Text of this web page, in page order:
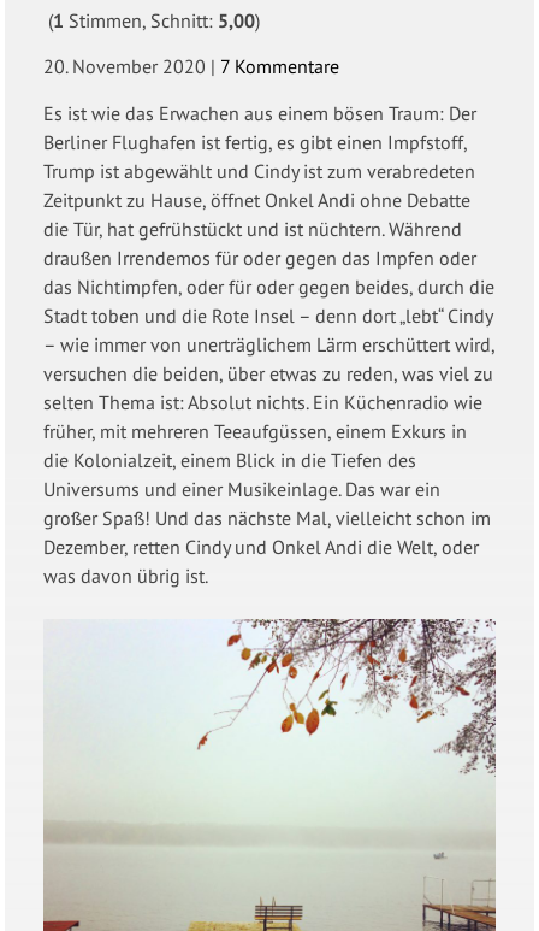
(1 Stimmen, Schnitt: 5,00)
20. November 2020 | 7 Kommentare
Es ist wie das Erwachen aus einem bösen Traum: Der
Berliner Flughafen ist fertig, es gibt einen Impfstoff,
Trump ist abgewählt und Cindy ist zum verabredeten
Zeitpunkt zu Hause, öffnet Onkel Andi ohne Debatte
die Tür, hat gefrühstückt und ist nüchtern. Während
draußen Irrendemos für oder gegen das Impfen oder
das Nichtimpfen, oder für oder gegen beides, durch die
Stadt toben und die Rote Insel – denn dort „lebt“ Cindy
– wie immer von unerträglichem Lärm erschüttert wird,
versuchen die beiden, über etwas zu reden, was viel zu
selten Thema ist: Absolut nichts. Ein Küchenradio wie
früher, mit mehreren Teeaufgüssen, einem Exkurs in
die Kolonialzeit, einem Blick in die Tiefen des
Universums und einer Musikeinlage. Das war ein
großer Spaß! Und das nächste Mal, vielleicht schon im
Dezember, retten Cindy und Onkel Andi die Welt, oder
was davon übrig ist.